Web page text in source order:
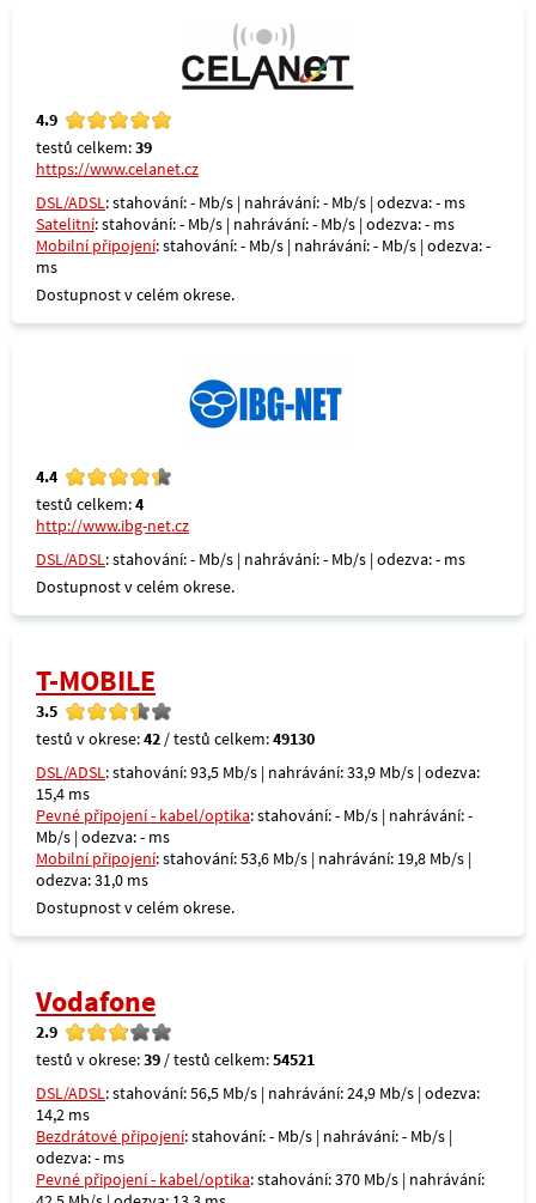
4.9
testů celkem:39
https://www.celanet.cz
DSL/ADSL: stahování: - Mb/s | nahrávání: - Mb/s | odezva: - ms
Satelitní: stahování: - Mb/s | nahrávání: - Mb/s | odezva: - ms
Mobilní připojení: stahování: - Mb/s | nahrávání: - Mb/s | odezva: -
ms
Dostupnost v celém okrese.
4.4
testů celkem:4
http://www.ibg-net.cz
DSL/ADSL: stahování: - Mb/s | nahrávání: - Mb/s | odezva: - ms
Dostupnost v celém okrese.
T-MOBILE
3.5
testů v okrese:42 / testů celkem:49130
DSL/ADSL: stahování: 93,5 Mb/s | nahrávání: 33,9 Mb/s | odezva:
15,4 ms
Pevné připojení - kabel/optika: stahování: - Mb/s | nahrávání: -
Mb/s | odezva: - ms
Mobilní připojení: stahování: 53,6 Mb/s | nahrávání: 19,8 Mb/s |
odezva: 31,0 ms
Dostupnost v celém okrese.
Vodafone
2.9
testů v okrese:39 / testů celkem:54521
DSL/ADSL: stahování: 56,5 Mb/s | nahrávání: 24,9 Mb/s | odezva:
14,2 ms
Bezdrátové připojení: stahování: - Mb/s | nahrávání: - Mb/s |
odezva: - ms
Pevné připojení - kabel/optika: stahování: 370 Mb/s | nahrávání: